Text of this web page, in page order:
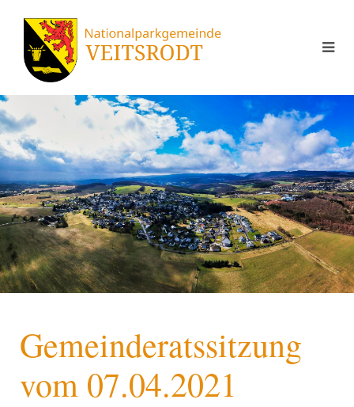
Gemeinderatssitzung
vom 07.04.2021